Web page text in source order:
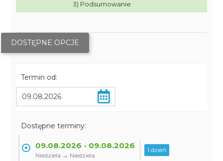
3) Podsumowanie
DOSTĘPNE OPCJE
Termin od:
Dostępne terminy:
09.08.2026 - 09.08.2026
Niedziela → Niedziela
1 dzień